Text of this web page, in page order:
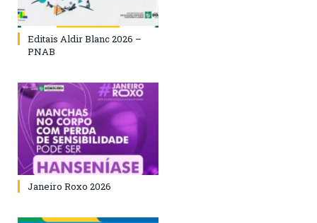
Editais Aldir Blanc 2026 –
PNAB
Janeiro Roxo 2026